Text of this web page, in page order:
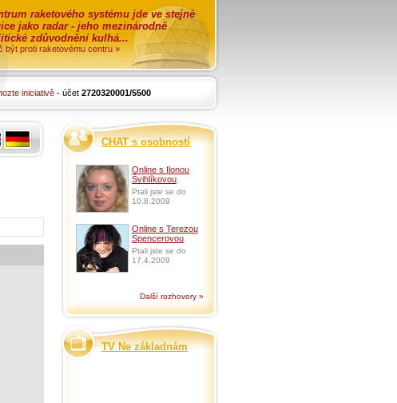
raketového systému jde ve stejné
jako radar - jeho mezinárodně
zdůvodnění kulhá...
být proti raketovému centru »
iniciativě - účet 2720320001/5500
CHAT s osobností
Online s Ilonou
Švihlíkovou
Ptali jste se do
10.8.2009
Online s Terezou
Spencerovou
Ptali jste se do
17.4.2009
Další rozhovory »
TV Ne základnám